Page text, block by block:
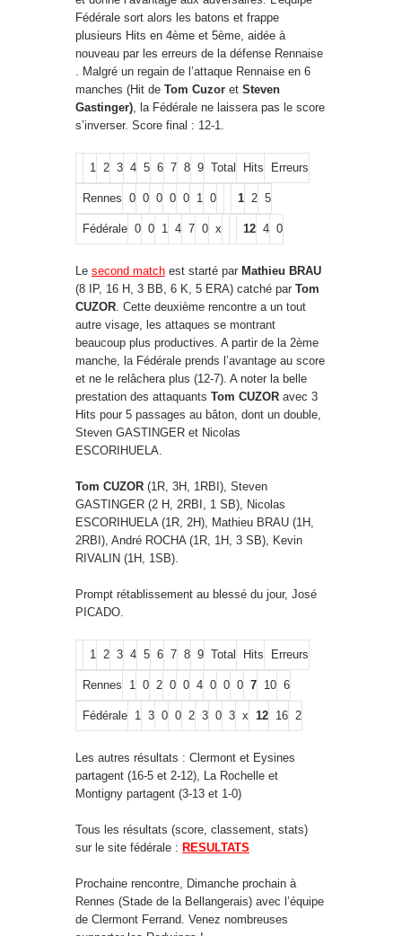
Fédérale sort alors les batons et frappe
plusieurs Hits en 4ème et 5ème, aidée à
nouveau par les erreurs de la défense Rennaise
. Malgré un regain de l’attaque Rennaise en 6
manches (Hit de Tom Cuzor et Steven
Gastinger), la Fédérale ne laissera pas le score
s’inverser. Score final : 12-1.
1 2 3 4 5 6 7 8 9 Total Hits Erreurs
Rennes 0 0 0 0 0 1 0 1 2 5
Fédérale 0 0 1 4 7 0 x 12 4 0
Le second match est starté par Mathieu BRAU
(8 IP, 16 H, 3 BB, 6 K, 5 ERA) catché par Tom
CUZOR. Cette deuxième rencontre a un tout
autre visage, les attaques se montrant
beaucoup plus productives. A partir de la 2ème
manche, la Fédérale prends l’avantage au score
et ne le relâchera plus (12-7). A noter la belle
prestation des attaquants Tom CUZOR avec 3
Hits pour 5 passages au bâton, dont un double,
Steven GASTINGER et Nicolas
ESCORIHUELA.
Tom CUZOR (1R, 3H, 1RBI), Steven
GASTINGER (2 H, 2RBI, 1 SB), Nicolas
ESCORIHUELA (1R, 2H), Mathieu BRAU (1H,
2RBI), André ROCHA (1R, 1H, 3 SB), Kevin
RIVALIN (1H, 1SB).
Prompt rétablissement au blessé du jour, José
PICADO.
1 2 3 4 5 6 7 8 9 Total Hits Erreurs
Rennes 1 0 2 0 0 4 0 0 0 7 10 6
Fédérale 1 3 0 0 2 3 0 3 x 12 16 2
Les autres résultats : Clermont et Eysines
partagent (16-5 et 2-12), La Rochelle et
Montigny partagent (3-13 et 1-0)
Tous les résultats (score, classement, stats)
sur le site fédérale : RESULTATS
Prochaine rencontre, Dimanche prochain à
Rennes (Stade de la Bellangerais) avec l’équipe
de Clermont Ferrand. Venez nombreuses